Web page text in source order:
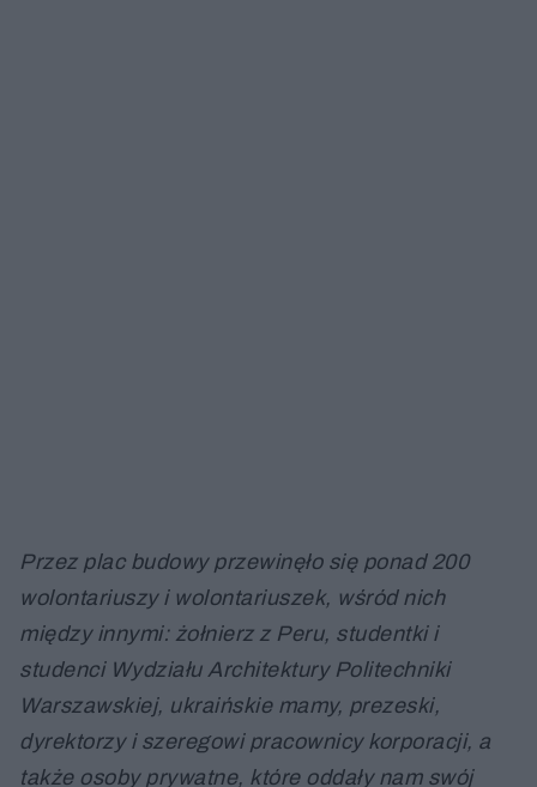
Przez plac budowy przewinęło się ponad 200
wolontariuszy i wolontariuszek, wśród nich
między innymi: żołnierz z Peru, studentki i
studenci Wydziału Architektury Politechniki
Warszawskiej, ukraińskie mamy, prezeski,
dyrektorzy i szeregowi pracownicy korporacji, a
także osoby prywatne, które oddały nam swój